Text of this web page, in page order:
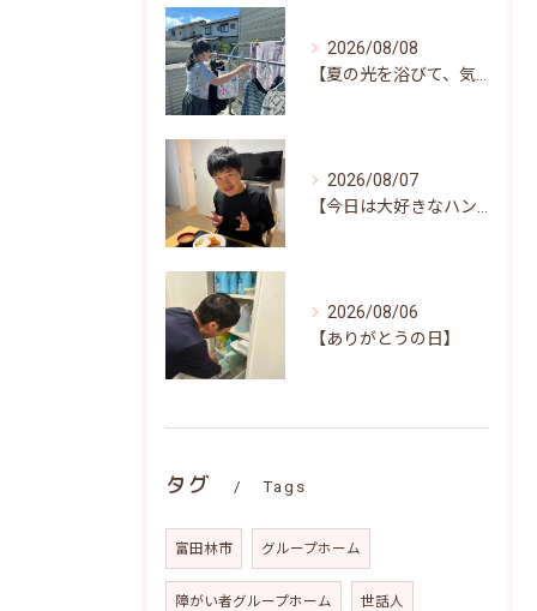
2026/08/08
2026/08/07
2026/08/06
【ありがとうの日】
タグ Tags
富田林市 グループホーム
障がい者グループホーム 世話人